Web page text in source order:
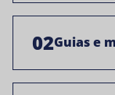
02Guias e